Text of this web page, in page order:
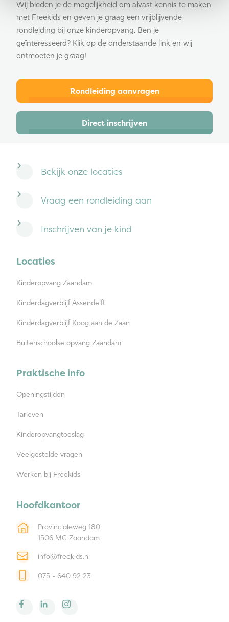
Wij bieden je de mogelijkheid om alvast kennis te maken
met Freekids en geven je graag een vrijblijvende
rondleiding bij onze kinderopvang. Ben je
geïnteresseerd? Klik op de onderstaande link en wij
ontmoeten je graag!
Rondleiding aanvragen
Direct inschrijven
Bekijk onze locaties
Vraag een rondleiding aan
Inschrijven van je kind
Locaties
Kinderopvang Zaandam
Kinderdagverblijf Assendelft
Kinderdagverblijf Koog aan de Zaan
Buitenschoolse opvang Zaandam
Praktische info
Openingstijden
Tarieven
Kinderopvangtoeslag
Veelgestelde vragen
Werken bij Freekids
Hoofdkantoor
Provincialeweg 180
1506 MG Zaandam
info@freekids.nl
075 - 640 92 23